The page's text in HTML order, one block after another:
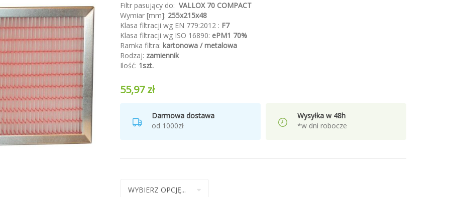
Filtr pasujący do: VALLOX 70 COMPACT
Wymiar [mm]: 255x215x48
Klasa filtracji wg EN 779:2012 : F7
Klasa filtracji wg ISO 16890: ePM1 70%
Ramka filtra: kartonowa / metalowa
Rodzaj: zamiennik
Ilość: 1szt.
55,97 zł
Darmowa dostawa
od 1000zł
Wysyłka w 48h
*w dni robocze